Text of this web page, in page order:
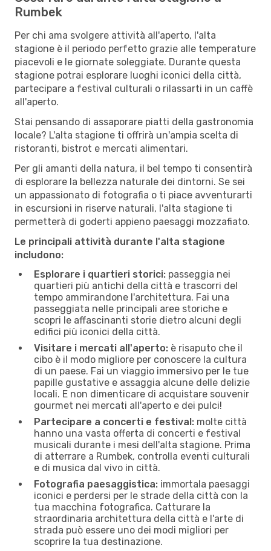
Rumbek
Per chi ama svolgere attività all'aperto, l'alta
stagione è il periodo perfetto grazie alle temperature
piacevoli e le giornate soleggiate. Durante questa
stagione potrai esplorare luoghi iconici della città,
partecipare a festival culturali o rilassarti in un caffè
all'aperto.
Stai pensando di assaporare piatti della gastronomia
locale? L'alta stagione ti offrirà un'ampia scelta di
ristoranti, bistrot e mercati alimentari.
Per gli amanti della natura, il bel tempo ti consentirà
di esplorare la bellezza naturale dei dintorni. Se sei
un appassionato di fotografia o ti piace avventurarti
in escursioni in riserve naturali, l'alta stagione ti
permetterà di goderti appieno paesaggi mozzafiato.
Le principali attività durante l'alta stagione
includono:
Esplorare i quartieri storici: passeggia nei
quartieri più antichi della città e trascorri del
tempo ammirandone l'architettura. Fai una
passeggiata nelle principali aree storiche e
scopri le affascinanti storie dietro alcuni degli
edifici più iconici della città.
Visitare i mercati all'aperto: è risaputo che il
cibo è il modo migliore per conoscere la cultura
di un paese. Fai un viaggio immersivo per le tue
papille gustative e assaggia alcune delle delizie
locali. E non dimenticare di acquistare souvenir
gourmet nei mercati all'aperto e dei pulci!
Partecipare a concerti e festival: molte città
hanno una vasta offerta di concerti e festival
musicali durante i mesi dell'alta stagione. Prima
di atterrare a Rumbek, controlla eventi culturali
e di musica dal vivo in città.
Fotografia paesaggistica: immortala paesaggi
iconici e perdersi per le strade della città con la
tua macchina fotografica. Catturare la
straordinaria architettura della città e l'arte di
strada può essere uno dei modi migliori per
scoprire la tua destinazione.